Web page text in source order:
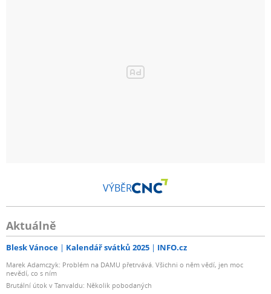
VÝBĚR
Aktuálně
Blesk Vánoce Kalendář svátků 2025 INFO.cz
Marek Adamczyk: Problém na DAMU přetrvává. Všichni o něm vědí, jen moc
nevědí, co s ním
Brutální útok v Tanvaldu: Několik pobodaných